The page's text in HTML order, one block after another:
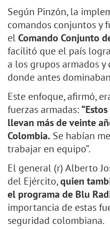
Según Pinzón, la
comandos conjuntos y
elComando Conjunto
facilitó que el país
a los grupos armados
donde antes
Este enfoque, afirmó,
fuerzas armadas:
llevan más de veinte
Colombia. Se habían
trabajar en equipo”.
El general (r) Alberto
del Ejército,quien
el programa de Blu
importancia de estas
seguridad colombiana.